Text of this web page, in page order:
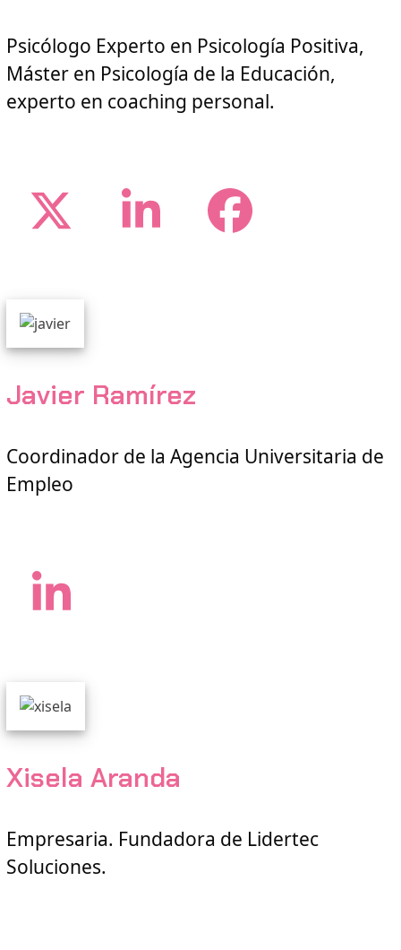
Psicólogo Experto en Psicología Positiva,
Máster en Psicología de la Educación,
experto en coaching personal.
TwitterLinkedIn
Javier Ramírez
Coordinador de la Agencia Universitaria de
Empleo
LinkedIn
Xisela Aranda
Empresaria. Fundadora de Lidertec
Soluciones.